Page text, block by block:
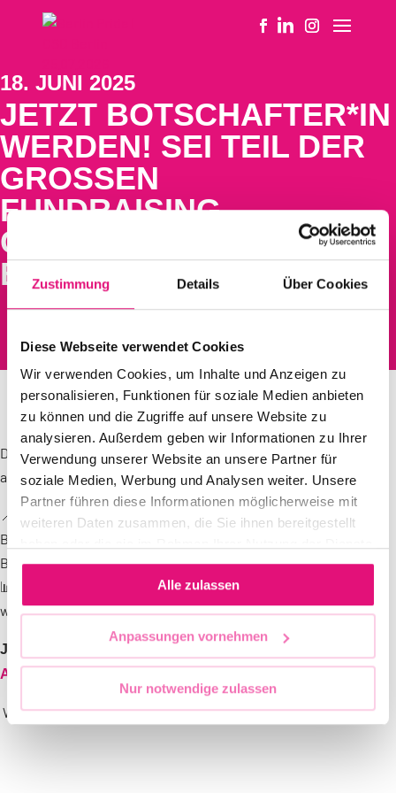
Zustimmung Details Über Cookies
Diese Webseite verwendet Cookies
Wir verwenden Cookies, um Inhalte und Anzeigen zu
personalisieren, Funktionen für soziale Medien anbieten
zu können und die Zugriffe auf unsere Website zu
analysieren. Außerdem geben wir Informationen zu Ihrer
Verwendung unserer Website an unsere Partner für
soziale Medien, Werbung und Analysen weiter. Unsere
Partner führen diese Informationen möglicherweise mit
weiteren Daten zusammen, die Sie ihnen bereitgestellt
gesammelt haben.
Alle zulassen
Anpassungen vornehmen
Nur notwendige zulassen
18. JUNI 2025
JETZT BOTSCHAFTER*IN
WERDEN! SEI TEIL DER
GROSSEN F
UNDRAISING-C
HALLENGE FÜR DEN B
ERLINER CSD.
Du willst was für queere Sichtbarkeit tun und gemeinsam mit
anderen aktiv werden? Dann werde jetzt CSD Botschafter*in!
📍 Als CSD-Botschafter*in schließt du dich einem
Botschafter*innen-Team an und sammelst Spenden für den
Berliner CSD.
📊 Du lernst neue Leute kennen, kannst Preise gewinnen und
wirst Teil einer empowernden Challenge.
Jetzt anmelden:
CSD-Botschafter*innen Challenge –
Anmeldung
Wir freuen uns auf dich!